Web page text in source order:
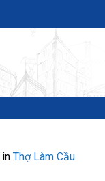
in Thợ Làm Cầu